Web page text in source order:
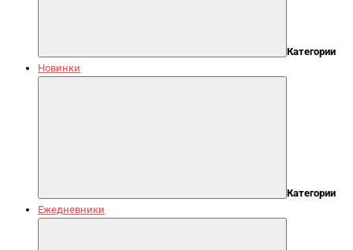
Категории
Новинки
Категории
Ежедневники